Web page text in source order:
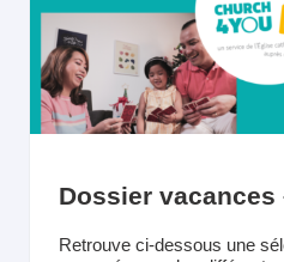
Dossier vacances
Retrouve ci-dessous une